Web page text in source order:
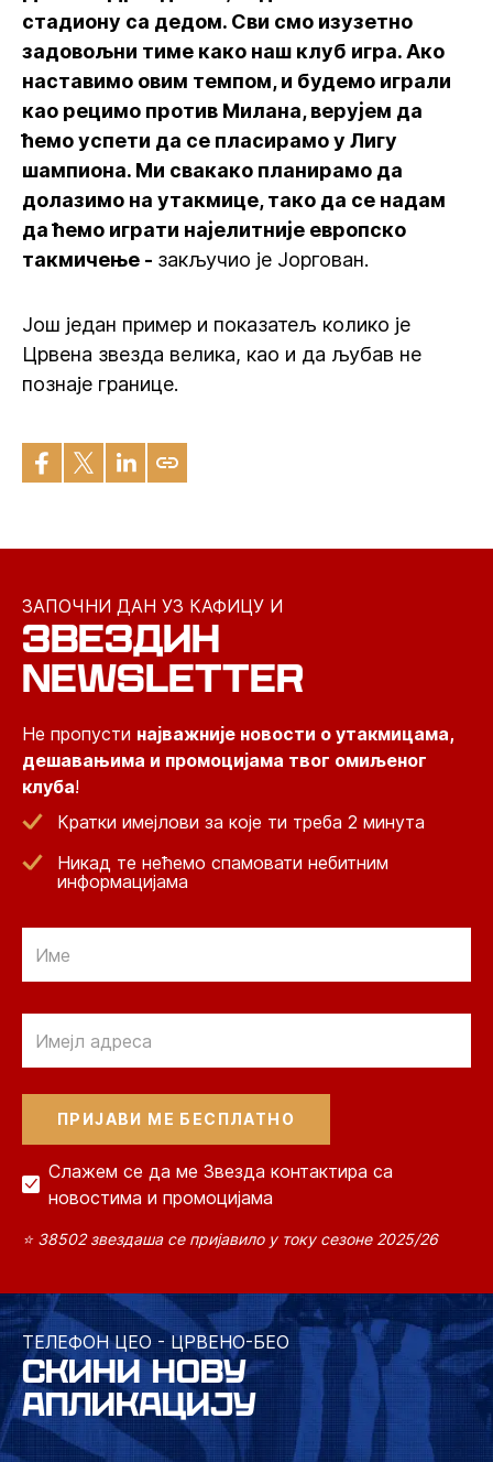
стадиону са дедом. Сви смо изузетно
задовољни тиме како наш клуб игра. Ако
наставимо овим темпом, и будемо играли
као рецимо против Милана, верујем да
ћемо успети да се пласирамо у Лигу
шампиона. Ми свакако планирамо да
долазимо на утакмице, тако да се надам
да ћемо играти најелитније европско
такмичење - закључио је Јоргован.
Још један пример и показатељ колико је
Црвена звезда велика, као и да љубав не
познаје границе.
ЗАПОЧНИ ДАН УЗ КАФИЦУ И
ЗВЕЗДИН
NEWSLETTER
Не пропусти најважније новости о утакмицама,
дешавањима и промоцијама твог омиљеног
клуба!
Кратки имејлови за које ти треба 2 минута
Никад те нећемо спамовати небитним
информацијама
Слажем се да ме Звезда контактира са
новостима и промоцијама
⭐ 38502 звездаша се пријавило у току сезоне 2025/26
ТЕЛЕФОН ЦЕО - ЦРВЕНО-БЕО
СКИНИ НОВУ
АПЛИКАЦИЈУ